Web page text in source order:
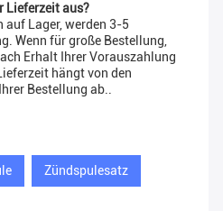
Lieferzeit aus?
auf Lager, werden 3-5
Wenn für große Bestellung,
Erhalt Ihrer Vorauszahlung
hängt von den
Bestellung ab..
Zündspulesatz